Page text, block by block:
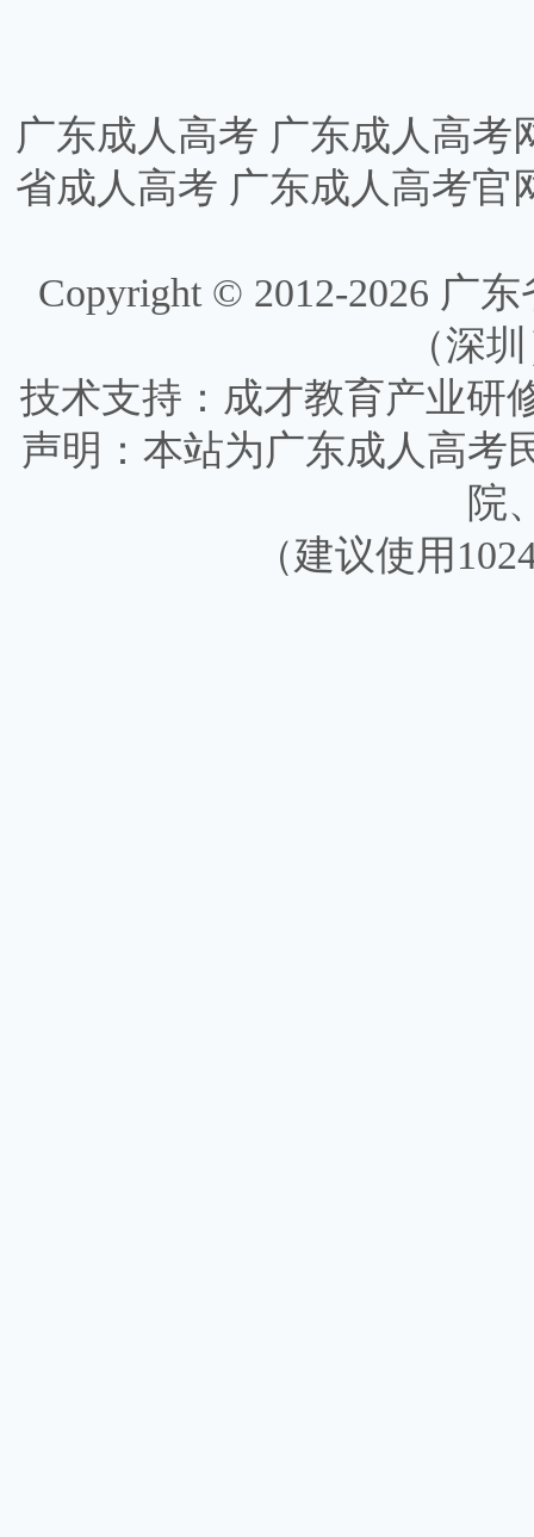
广东成人高考 广东成人高考
省成人高考 广东成人高考官
Copyright © 2012-2026 广东
（深
技术支持：成才教育产业研
声明：本站为广东成人高考
院
（建议使用